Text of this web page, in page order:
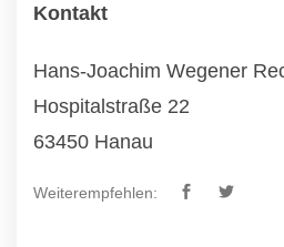
Kontakt
Hans-Joachim Wegener
Hospitalstraße 22
63450 Hanau
Weiterempfehlen: